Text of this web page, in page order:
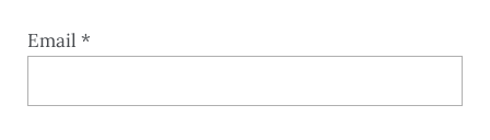
Email *